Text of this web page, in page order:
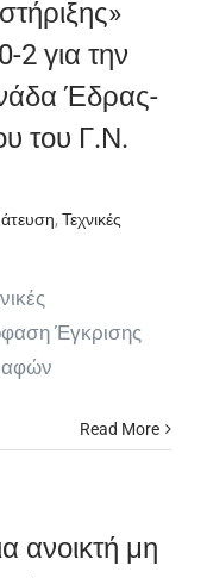
2 για την
Έδρας-
του Γ.Ν.
, Τεχνικές
Έγκρισης
Read More
ανοικτή μη